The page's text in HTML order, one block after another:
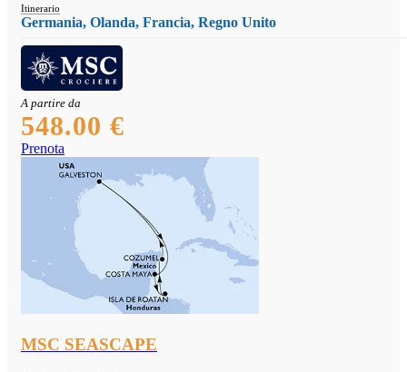
Itinerario
Germania, Olanda, Francia, Regno Unito
A partire da
548.00 €
Prenota
MSC SEASCAPE